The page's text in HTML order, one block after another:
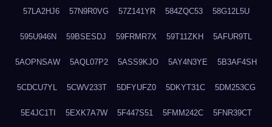
57LA2HJ6 57N9R0VG 57Z141YR 584ZQC53 58G12L5U
595U946N 59BSESDJ 59FRMR7X 59T11ZKH 5AFUR9TL
5AOPNSAW 5AQL07P2 5ASS9KJO 5AY4N3YE 5B3AF4SH
5CDCU7YL 5CWV233T 5DFYUFZ0 5DKYT31C 5DM253CG
5E4JC1TI 5EXK7A7W 5F447S51 5FMM242C 5FNR39CT